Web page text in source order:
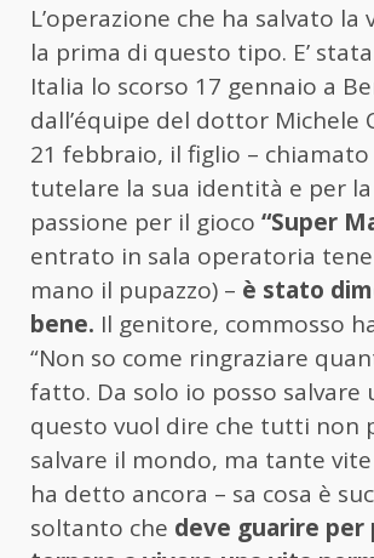
L’operazione che ha salvato la
la prima di questo tipo. E’
Italia lo scorso 17 gennaio a
dall’équipe del dottor Michele
21 febbraio, il figlio – chiamato
tutelare la sua identità e per la
passione per il gioco “Super
entrato in sala operatoria
mano il pupazzo) – è stato
bene. Il genitore, commosso
“Non so come ringraziare
fatto. Da solo io posso salvare
questo vuol dire che tutti non
salvare il mondo, ma tante vite
ha detto ancora – sa cosa è
soltanto che deve guarire per